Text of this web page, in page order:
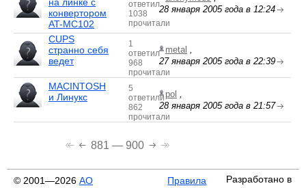
конвертором
AT-MC102
ответил
1038
прочитали
28 января 2005 года в 12:24
CUPS
странно себя
ведет
1
ответил
968
прочитали
metal ,
27 января 2005 года в 22:39
MACINTOSH
и Линукс
5
ответили
862
прочитали
pol ,
28 января 2005 года в 21:57
881 — 900
© 2001—2026 АО
Правила
Разработано в